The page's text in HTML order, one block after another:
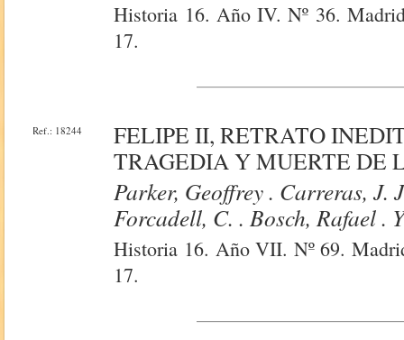
Historia 16. Año IV. Nº 36.
17.
Ref.: 18244
FELIPE II, RETRATO
TRAGEDIA Y MUERTE DE
Parker, Geoffrey . Carreras, J.
Forcadell, C. . Bosch, Rafael .
Historia 16. Año VII. Nº 69.
17.